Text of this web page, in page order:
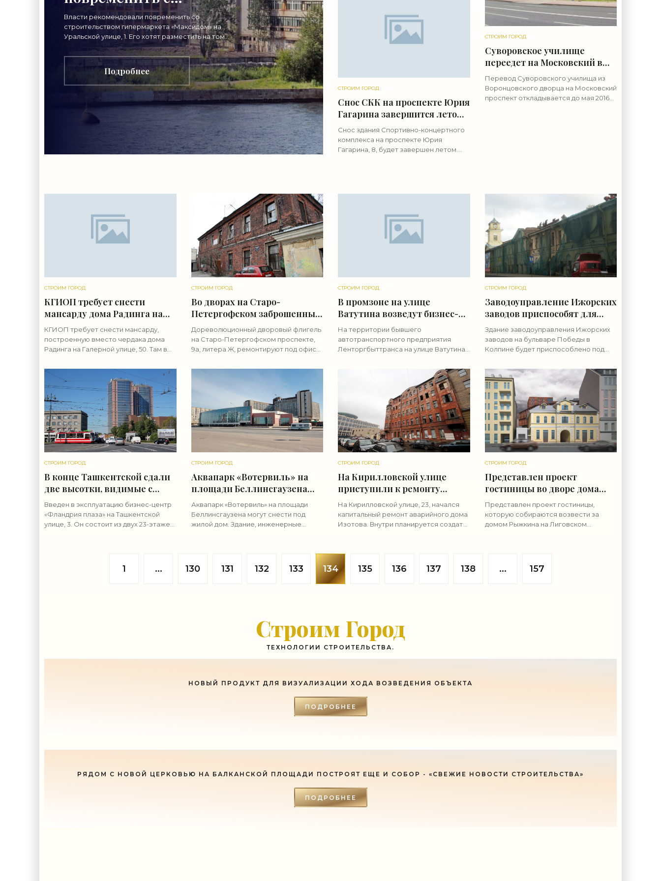
гипермаркетом на
Уральской - «Свежие
новости
строительства»
Власти рекомендовали повременить со
строительством гипермаркета «Максидом» на
Уральской улице, 1. Его хотят разместить на том
месте, где прежде стояли дореволюционные
здания. В 2016 году
Подробнее
СТРОИМ ГОРОД
Суворовское училище
переедет на Московский в
мае 2016 года - «Свежие
новости строительства»
Перевод Суворовского училища из
Воронцовского дворца на Московский
проспект откладывается до мая 2016
СТРОИМ ГОРОД
Снос СКК на проспекте Юрия
Гагарина завершится летом -
«Свежие новости
строительства»
Снос здания Спортивно-концертного
комплекса на проспекте Юрия
Гагарина, 8, будет завершен летом.
СТРОИМ ГОРОД
КГИОП требует снести
мансарду дома Радинга на
Галерной улице - «Свежие
новости строительства»
КГИОП требует снести мансарду,
построенную вместо чердака дома
Радинга на Галерной улице, 50. Там в
конфигурация кровли. Дом Радинга —
выявленный памятник архитектуры,
СТРОИМ ГОРОД
Во дворах на Старо-
Петергофском заброшенный
дом ремонтируют под офисы
- «Свежие новости
строительства»
Дореволюционный дворовый флигель
на Старо-Петергофском проспекте,
9а, литера Ж, ремонтируют под офисы.
заброшенным. Здание состоит из двух
объемов — одно-двухэтажного
СТРОИМ ГОРОД
В промзоне на улице
Ватутина возведут бизнес-
центр - «Свежие новости
строительства»
На территории бывшего
автотранспортного предприятия
Ленторгбыттранса на улице Ватутина,
центр. Ради него снесут забор и цех,
имитирующий забор. Территорию на
СТРОИМ ГОРОД
Заводоуправление Ижорских
заводов приспособят для
чиновников - «Свежие
новости строительства»
Здание заводоуправления Ижорских
заводов на бульваре Победы в
Колпине будет приспособлено под
федеральный памятник был заброшен
и разрушался. Это здание является
СТРОИМ ГОРОД
В конце Ташкентской сдали
две высотки, видимые с
Благовещенского моста -
«Свежие новости
строительства»
Введен в эксплуатацию бизнес-центр
«Фландрия плаза» на Ташкентской
улице, 3. Он состоит из двух 23-этажек,
СТРОИМ ГОРОД
Аквапарк «Вотервиль» на
площади Беллинсгаузена
могут снести под жилье -
«Свежие новости
строительства»
Аквапарк «Вотервиль» на площади
Беллинсгаузена могут снести под
жилой дом. Здание, инженерные
СТРОИМ ГОРОД
На Кирилловской улице
приступили к ремонту
расселенного дома Изотова -
«Свежие новости
строительства»
На Кирилловской улице, 23, начался
капитальный ремонт аварийного дома
Изотова. Внутри планируется создать
жилье». Пятиэтажный доходный
СТРОИМ ГОРОД
Представлен проект
гостиницы во дворе дома
Рыжкина на Лиговском -
«Свежие новости
строительства»
Представлен проект гостиницы,
которую собираются возвести за
домом Рыжкина на Лиговском
1 ... 130 131 132 133 134 135 136 137 138 ... 157
Строим Город
ТЕХНОЛОГИИ СТРОИТЕЛЬСТВА.
НОВЫЙ ПРОДУКТ ДЛЯ ВИЗУАЛИЗАЦИИ ХОДА ВОЗВЕДЕНИЯ ОБЪЕКТА
ПОДРОБНЕЕ
РЯДОМ С НОВОЙ ЦЕРКОВЬЮ НА БАЛКАНСКОЙ ПЛОЩАДИ ПОСТРОЯТ ЕЩЕ И СОБОР - «СВЕЖИЕ НОВОСТИ СТРОИТЕЛЬСТВА»
ПОДРОБНЕЕ